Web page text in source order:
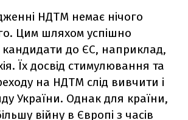
НДТМ немає нічого
Цим шляхом успішно
до ЄС, наприклад,
Їх досвід стимулювання та
на НДТМ слід вивчити і
України. Однак для країни,
війну в Європі з часів